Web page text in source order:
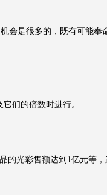
会是很多的，既有可能
们的倍数时进行。
光彩售额达到1亿元等